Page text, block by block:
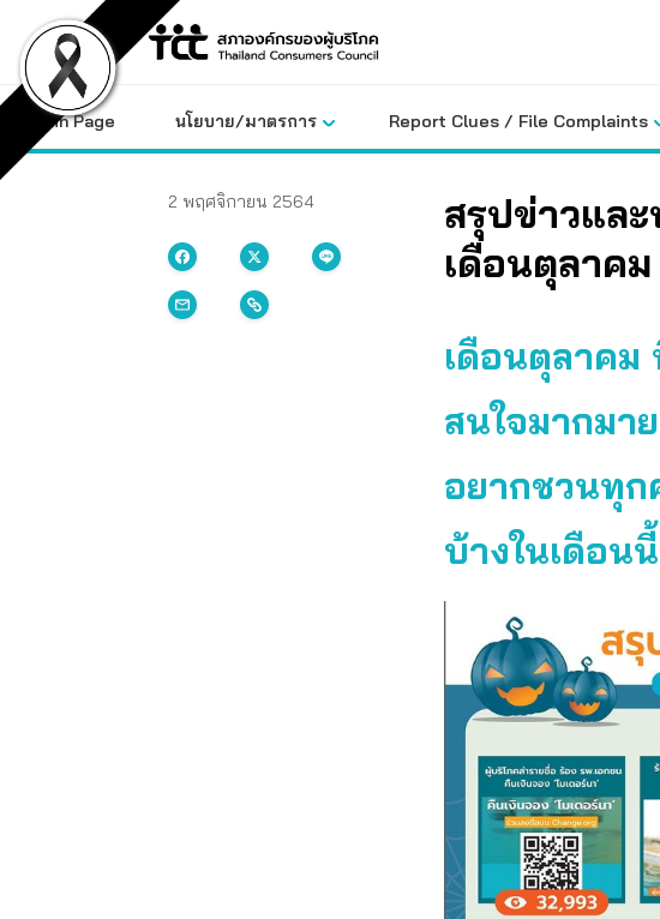
content
Main Page นโยบาย/มาตรการ Report Clues / File Complaints
2 พฤศจิกายน 2564
สรุปข่าวแล
เดือนตุลาคม
เดือนตุลาคม
สนใจมากมา
อยากชวนทุก
บ้างในเดือนนี้